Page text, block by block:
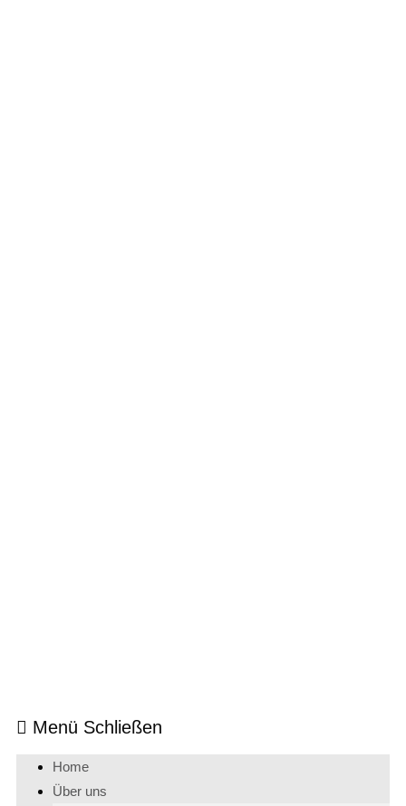
Menü Schließen
Home
Über uns